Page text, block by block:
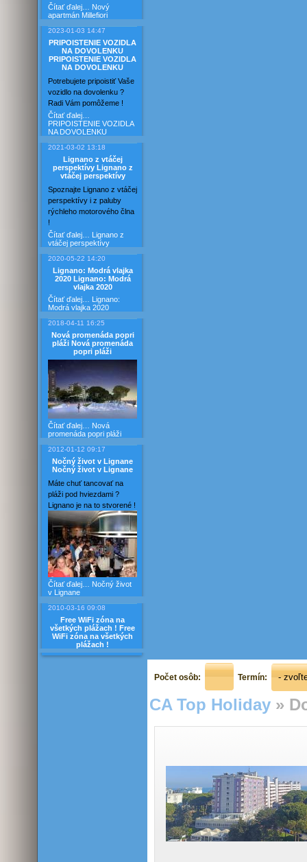
Čítať ďalej… Nový
apartmán Millefiori
2023-01-03 14:47
PRIPOISTENIE VOZIDLA
NA DOVOLENKU
PRIPOISTENIE VOZIDLA
NA DOVOLENKU
Potrebujete pripoistiť Vaše
vozidlo na dovolenku ?
Radi Vám pomôžeme !
Čítať ďalej…
PRIPOISTENIE VOZIDLA
NA DOVOLENKU
2021-03-02 13:18
Lignano z vtáčej
perspektívy Lignano z
vtáčej perspektívy
Spoznajte Lignano z vtáčej
perspektívy i z paluby
rýchleho motorového člna
!
Čítať ďalej… Lignano z
vtáčej perspektívy
2020-05-22 14:20
Lignano: Modrá vlajka
2020 Lignano: Modrá
vlajka 2020
Čítať ďalej… Lignano:
Modrá vlajka 2020
2018-04-11 16:25
Nová promenáda popri
pláži Nová promenáda
popri pláži
Čítať ďalej… Nová
promenáda popri pláži
2012-01-12 09:17
Nočný život v Lignane
Nočný život v Lignane
Máte chuť tancovať na
pláži pod hviezdami ?
Lignano je na to stvorené !
Čítať ďalej… Nočný život
v Lignane
2010-03-16 09:08
Free WiFi zóna na
všetkých plážach ! Free
WiFi zóna na všetkých
plážach !
Počet osôb: Termín:
CA Top Holiday »